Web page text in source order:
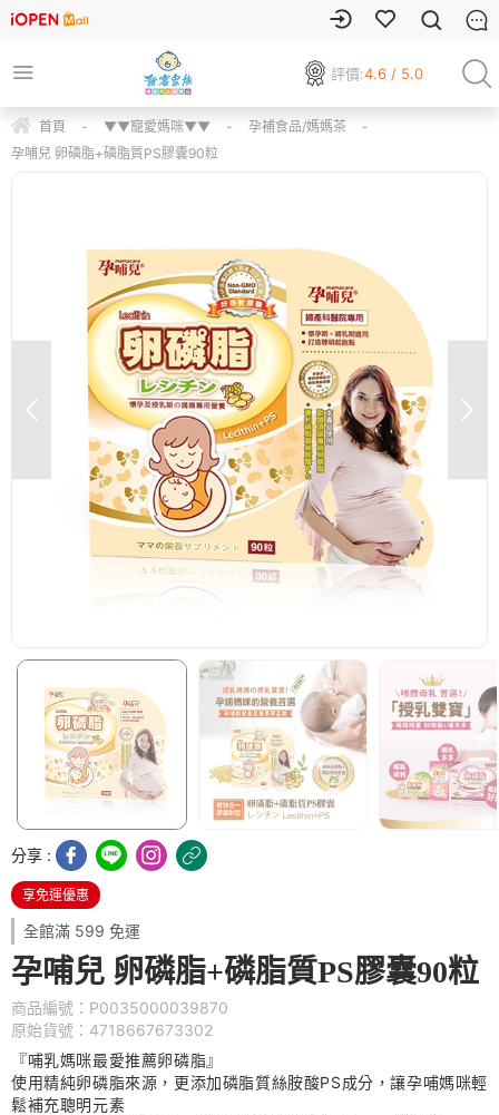
評價:4.6 / 5.0
首頁 - ▼▼寵愛媽咪▼▼ - 孕補食品/媽媽茶
-
孕哺兒 卵磷脂+磷脂質PS膠囊90粒
分享 :
享免運優惠
全館滿 599 免運
孕哺兒 卵磷脂+磷脂質PS膠囊90粒
商品編號：P0035000039870
原始貨號：4718667673302
『哺乳媽咪最愛推薦卵磷脂』
使用精純卵磷脂來源，更添加磷脂質絲胺酸PS成分，讓孕哺媽咪輕
鬆補充聰明元素